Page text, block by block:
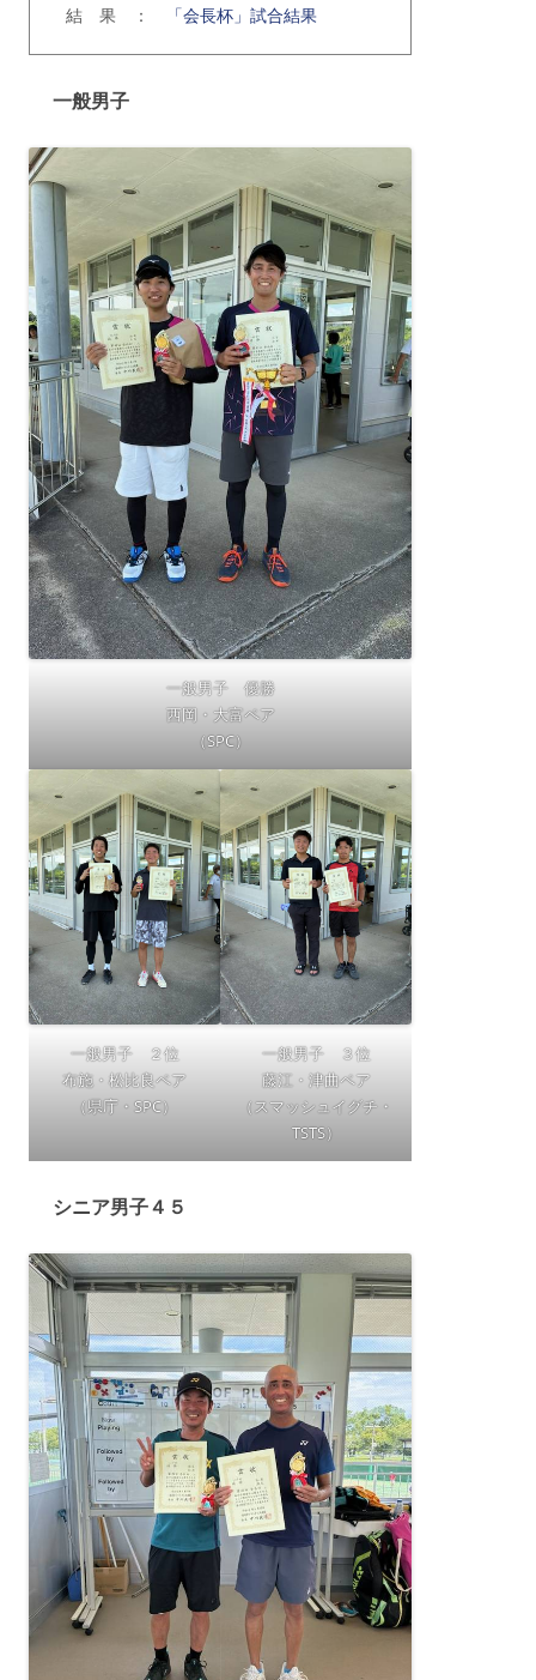
結 果 ： 「会長杯」試合結果
一般男子
一般男子 優勝
西岡・大富ペア
（SPC）
一般男子 ２位
布施・松比良ペア
（県庁・SPC）
一般男子 ３位
藤江・津曲ペア
（スマッシュイグチ・
TSTS）
シニア男子４５